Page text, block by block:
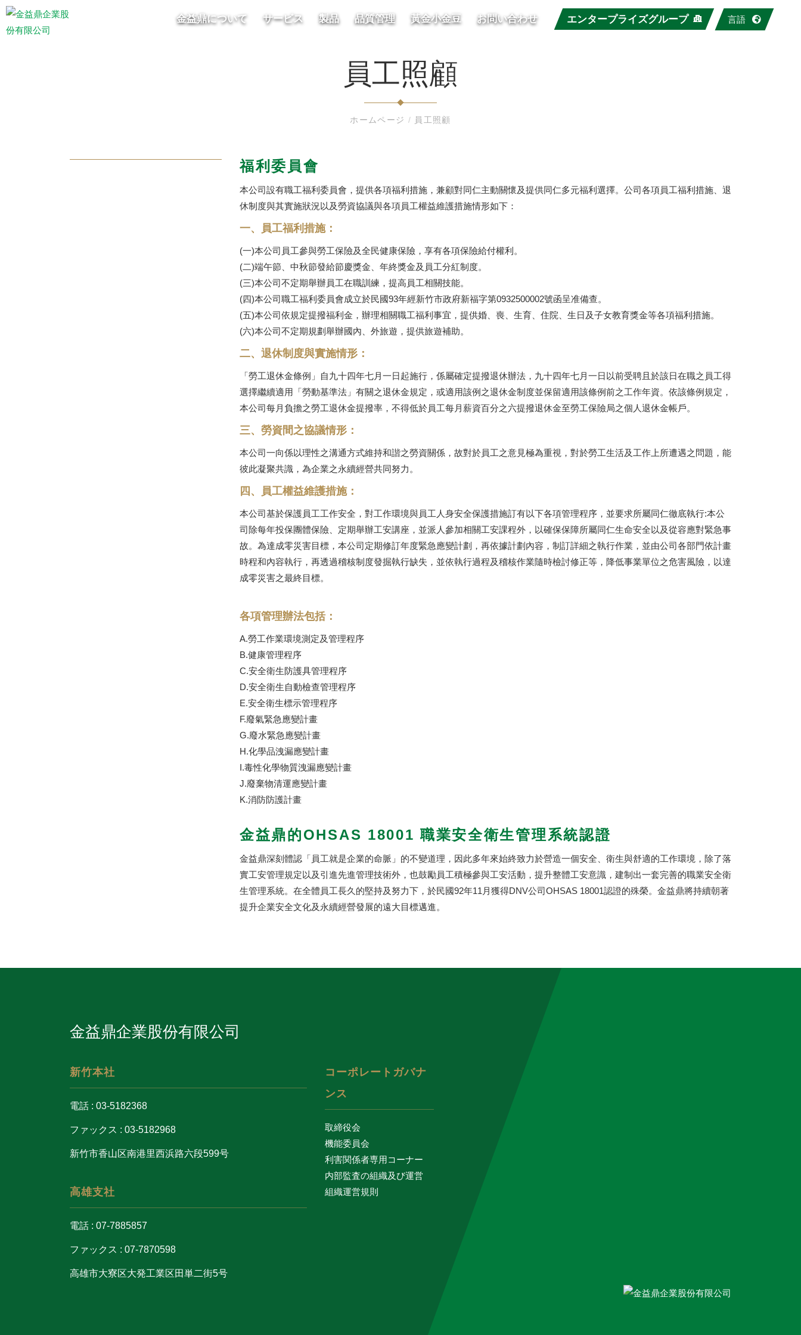
金益鼎について サービス 製品 品質管理 黃金小金豆 お問い合わせ エンタープライズグループ 言語
員工照顧
ホームページ / 員工照顧
福利委員會
本公司設有職工福利委員會，提供各項福利措施，兼顧對同仁主動關懷及提供同仁多元福利選擇。公司各項員工福利措施、退
休制度與其實施狀況以及勞資協議與各項員工權益維護措施情形如下：
一、員工福利措施：
(一)本公司員工參與勞工保險及全民健康保險，享有各項保險給付權利。
(二)端午節、中秋節發給節慶獎金、年終獎金及員工分紅制度。
(三)本公司不定期舉辦員工在職訓練，提高員工相關技能。
(四)本公司職工福利委員會成立於民國93年經新竹市政府新福字第0932500002號函呈准備查。
(五)本公司依規定提撥福利金，辦理相關職工福利事宜，提供婚、喪、生育、住院、生日及子女教育獎金等各項福利措施。
(六)本公司不定期規劃舉辦國內、外旅遊，提供旅遊補助。
二、退休制度與實施情形：
「勞工退休金條例」自九十四年七月一日起施行，係屬確定提撥退休辦法，九十四年七月一日以前受聘且於該日在職之員工得
選擇繼續適用「勞動基準法」有關之退休金規定，或適用該例之退休金制度並保留適用該條例前之工作年資。依該條例規定，
本公司每月負擔之勞工退休金提撥率，不得低於員工每月薪資百分之六提撥退休金至勞工保險局之個人退休金帳戶。
三、勞資間之協議情形：
本公司一向係以理性之溝通方式維持和諧之勞資關係，故對於員工之意見極為重視，對於勞工生活及工作上所遭遇之問題，能
彼此凝聚共識，為企業之永續經營共同努力。
四、員工權益維護措施：
本公司基於保護員工工作安全，對工作環境與員工人身安全保護措施訂有以下各項管理程序，並要求所屬同仁徹底執行:本公
司除每年投保團體保險、定期舉辦工安講座，並派人參加相關工安課程外，以確保保障所屬同仁生命安全以及從容應對緊急事
故。為達成零災害目標，本公司定期修訂年度緊急應變計劃，再依據計劃內容，制訂詳細之執行作業，並由公司各部門依計畫
時程和內容執行，再透過稽核制度發掘執行缺失，並依執行過程及稽核作業隨時檢討修正等，降低事業單位之危害風險，以達
成零災害之最終目標。
各項管理辦法包括：
A.勞工作業環境測定及管理程序
B.健康管理程序
C.安全衛生防護具管理程序
D.安全衛生自動檢查管理程序
E.安全衛生標示管理程序
F.廢氣緊急應變計畫
G.廢水緊急應變計畫
H.化學品洩漏應變計畫
I.毒性化學物質洩漏應變計畫
J.廢棄物清運應變計畫
K.消防防護計畫
金益鼎的OHSAS 18001 職業安全衛生管理系統認證
金益鼎深刻體認「員工就是企業的命脈」的不變道理，因此多年來始終致力於營造一個安全、衛生與舒適的工作環境，除了落
實工安管理規定以及引進先進管理技術外，也鼓勵員工積極參與工安活動，提升整體工安意識，建制出一套完善的職業安全衛
生管理系統。在全體員工長久的堅持及努力下，於民國92年11月獲得DNV公司OHSAS 18001認證的殊榮。金益鼎將持續朝著
提升企業安全文化及永續經營發展的遠大目標邁進。
金益鼎企業股份有限公司
新竹本社
電話 : 03-5182368
ファックス : 03-5182968
新竹市香山区南港里西浜路六段599号
高雄支社
電話 : 07-7885857
ファックス : 07-7870598
高雄市大寮区大発工業区田単二街5号
コーポレートガバナ
ンス
取締役会
機能委員会
利害関係者専用コーナー
内部監査の組織及び運営
組織運営規則